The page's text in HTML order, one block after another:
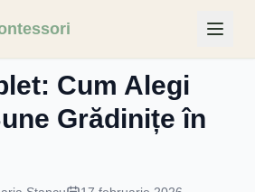
Cum Alegi
Grădinițe în